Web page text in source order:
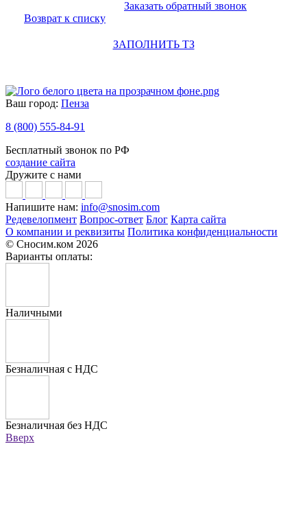
Заказать обратный звонок
Возврат к списку
ЗАПОЛНИТЬ ТЗ
Ваш город: Пенза
8 (800) 555-84-91
Бесплатный звонок по РФ
создание сайта
Дружите с нами
Напишите нам: info@snosim.com
Редевелопмент Вопрос-ответ Блог Карта сайта
О компании и реквизиты Политика конфиденциальности
© Сносим.ком 2026
Варианты оплаты:
Наличными
Безналичная с НДС
Безналичная без НДС
Вверх